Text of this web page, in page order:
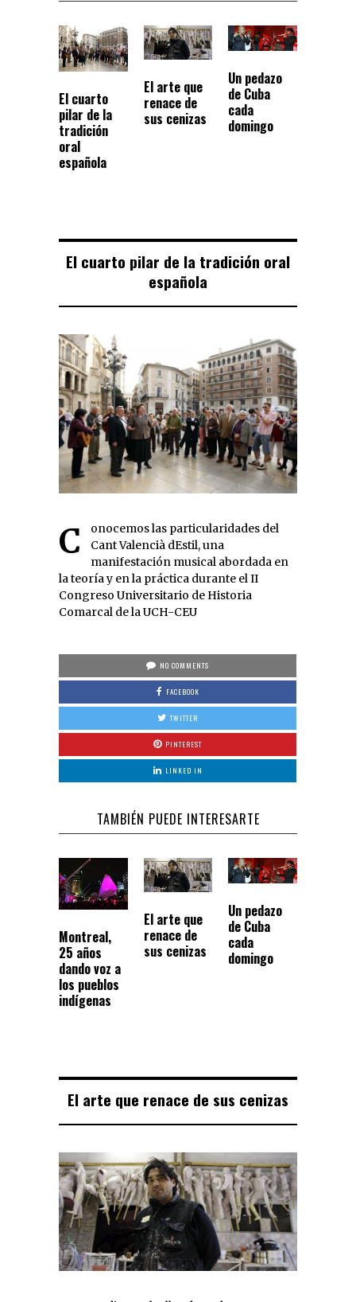
El cuarto
pilar de la
tradición
oral
española
El arte que
renace de
sus cenizas
Un pedazo
de Cuba
cada
domingo
El cuarto pilar de la tradición oral
española
Conocemos las particularidades del
Cant Valencià dEstil, una
manifestación musical abordada en
la teoría y en la práctica durante el II
Congreso Universitario de Historia
Comarcal de la UCH-CEU
NO COMMENTS
FACEBOOK
TWITTER
PINTEREST
LINKED IN
TAMBIÉN PUEDE INTERESARTE
Montreal,
25 años
dando voz a
los pueblos
indígenas
El arte que
renace de
sus cenizas
Un pedazo
de Cuba
cada
domingo
El arte que renace de sus cenizas